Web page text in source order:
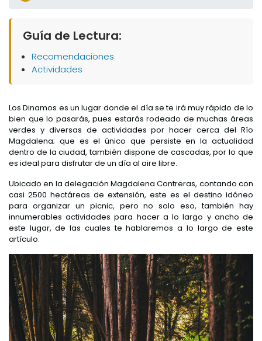
Guía de Lectura:
Recomendaciones
Actividades
Los Dinamos es un lugar donde el día se te irá muy rápido de lo
bien que lo pasarás, pues estarás rodeado de muchas áreas
verdes y diversas de actividades por hacer cerca del Río
Magdalena; que es el único que persiste en la actualidad
dentro de la ciudad, también dispone de cascadas, por lo que
es ideal para disfrutar de un día al aire libre.
Ubicado en la delegación Magdalena Contreras, contando con
casi 2500 hectáreas de extensión, este es el destino idóneo
para organizar un picnic, pero no solo eso, también hay
innumerables actividades para hacer a lo largo y ancho de
este lugar, de las cuales te hablaremos a lo largo de este
artículo.